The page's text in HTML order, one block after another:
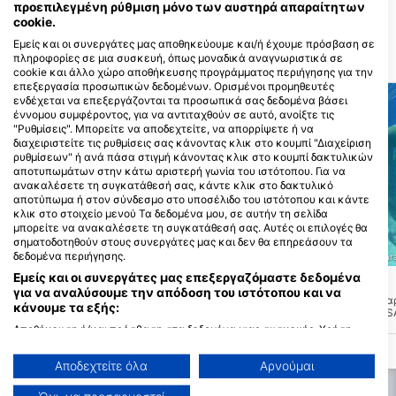
NAPA, Κύπρος
Καταδ. περιοχές
Poseidon Dive Centre, 5296 Paralimni
Caves, Cape Greco(★4.5)
Βρίσκεται στη νότια ακτή αυτό το site
προσφέρει σήραγγες και σπηλιές. Μια
μικρή βόλτα κάτω από ένα βραχώδες
διασκελισμό in. Το μέγιστο βάθος είναι
περίπου 13m. Η έξοδος μπορεί να είναι
παραδοσιακή ή υπάρχει ένα άλλο
Poseidon Dive Centre, 5296
MUSAN(★4.4)
Ακριβώς έξω από την
στην Αγία Νάπα, το
Υποβρύχιας Γλυπτικής
βρίσκεται σε μέγιστο
γίνεται αυστηρά μέσω
καταδυτικού κέντρου.
προεπιλεγμένη ρύθμιση μόνο των αυστηρά απαραίτητων
cookie.
Εμείς και οι συνεργάτες μας αποθηκεύουμε και/ή έχουμε πρόσβαση σε
πληροφορίες σε μια συσκευή, όπως μοναδικά αναγνωριστικά σε
cookie και άλλο χώρο αποθήκευσης προγράμματος περιήγησης για την
επεξεργασία προσωπικών δεδομένων. Ορισμένοι προμηθευτές
ενδέχεται να επεξεργάζονται τα προσωπικά σας δεδομένα βάσει
έννομου συμφέροντος, για να αντιταχθούν σε αυτό, ανοίξτε τις
"Ρυθμίσεις". Μπορείτε να αποδεχτείτε, να απορρίψετε ή να
διαχειριστείτε τις ρυθμίσεις σας κάνοντας κλικ στο κουμπί "Διαχείριση
ρυθμίσεων" ή ανά πάσα στιγμή κάνοντας κλικ στο κουμπί δακτυλικών
αποτυπωμάτων στην κάτω αριστερή γωνία του ιστότοπου. Για να
ανακαλέσετε τη συγκατάθεσή σας, κάντε κλικ στο δακτυλικό
αποτύπωμα ή στον σύνδεσμο στο υποσέλιδο του ιστότοπου και κάντε
κλικ στο στοιχείο μενού Τα δεδομένα μου, σε αυτήν τη σελίδα
μπορείτε να ανακαλέσετε τη συγκατάθεσή σας. Αυτές οι επιλογές θα
σηματοδοτηθούν στους συνεργάτες μας και δεν θα επηρεάσουν τα
δεδομένα περιήγησης.
Εμείς και οι συνεργάτες μας επεξεργαζόμαστε δεδομένα
για να αναλύσουμε την απόδοση του ιστότοπου και να
κάνουμε τα εξής:
Αποθήκευση ή/και πρόσβαση στα δεδομένα μιας συσκευής. Χρήση
προφίλ για εξατομικευμένες διαφημίσεις. Χρήση προφίλ για επιλογή
εξατομικευμένων διαφημίσεων. Δημιουργία προφίλ για εξατομίκευση
περιεχομένου. Χρήση προφίλ για επιλογή εξατομικευμένου
Αποδεχτείτε όλα Αρνούμαι